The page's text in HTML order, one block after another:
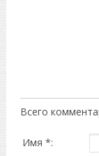
Всего
Имя *: